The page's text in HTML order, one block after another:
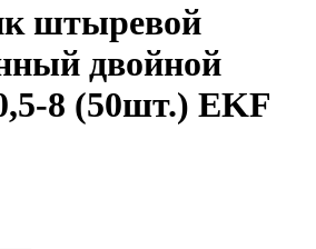
штыревой
двойной
8 (50шт.) EKF